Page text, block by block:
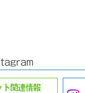
ト関連情報